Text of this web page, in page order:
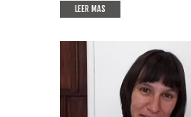
LEER MAS